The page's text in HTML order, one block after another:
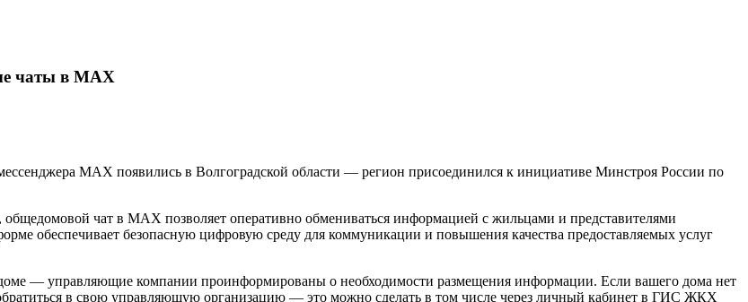
чаты в МАХ
МАХ появились в Волгоградской области — регион присоединился к инициативе Минстроя России по
чат в МАХ позволяет оперативно обмениваться информацией с жильцами и представителями
обеспечивает безопасную цифровую среду для коммуникации и повышения качества предоставляемых услуг
— управляющие компании проинформированы о необходимости размещения информации. Если вашего дома нет
в свою управляющую организацию — это можно сделать в том числе через личный кабинет в ГИС ЖКХ